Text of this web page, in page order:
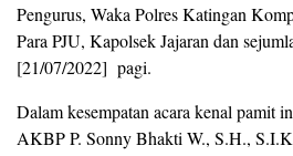
Pengurus, Waka Polres Katingan
Para PJU, Kapolsek Jajaran dan
[21/07/2022] pagi.
Dalam kesempatan acara kenal pamit
AKBP P. Sonny Bhakti W., S.H.,